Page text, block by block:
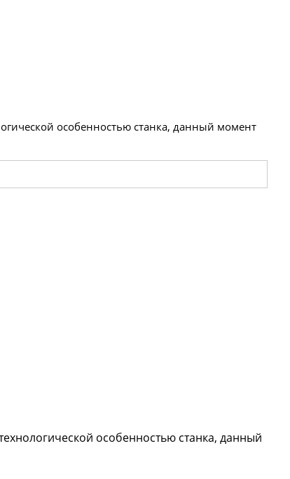
особенностью станка, данный момент
особенностью станка, данный